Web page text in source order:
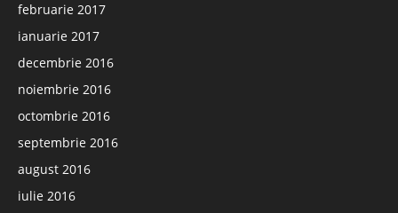
februarie 2017
ianuarie 2017
decembrie 2016
noiembrie 2016
octombrie 2016
septembrie 2016
august 2016
iulie 2016